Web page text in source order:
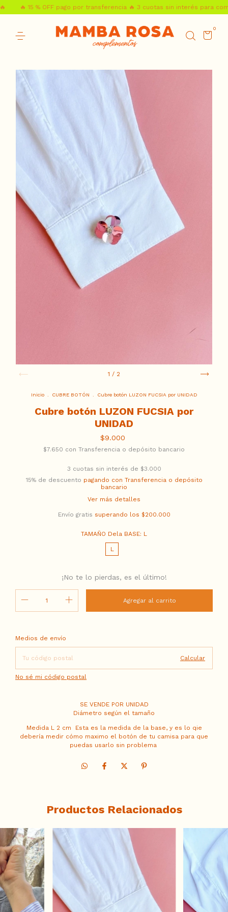
🔥 15 % OFF pago por transferencia 🔥 3 cuotas sin interés para
0
1 / 2
Inicio CUBRE BOTÓN Cubre botón LUZON FUCSIA por UNIDAD
Cubre botón LUZON FUCSIA por
UNIDAD
$9.000
$7.650 con Transferencia o depósito bancario
3 cuotas sin interés de $3.000
15% de descuento pagando con Transferencia o depósito
bancario
Ver más detalles
Envío gratis superando los $200.000
TAMAÑO Dela BASE: L
L
¡No te lo pierdas, es el último!
Entregas para el CP:
Medios de envío
Calcular
No sé mi código postal
SE VENDE POR UNIDAD
Diámetro según el tamaño
Medida L 2 cm Esta es la medida de la base, y es lo qie
debería medir cómo maximo el botón de tu camisa para que
puedas usarlo sin problema
Productos Relacionados